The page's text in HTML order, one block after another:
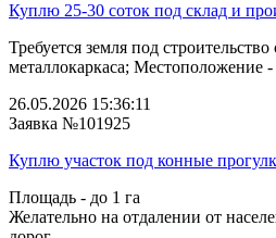
Куплю 25-30 соток под склад и
Требуется земля под
металлокаркаса; Местоположение -
26.05.2026 15:36:11
Заявка №101925
Куплю участок под конные
Площадь - до 1 га
Желательно на отдалении от